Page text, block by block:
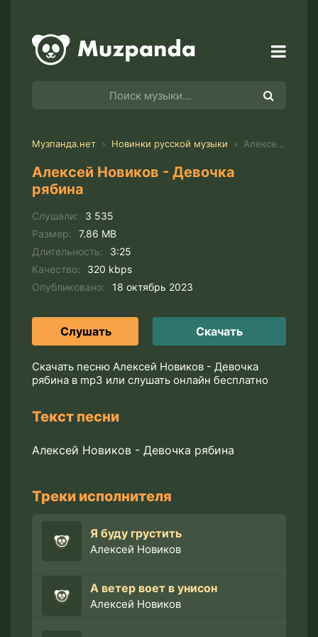
Музпанда.нет Новинки русской музыки Алексей Новиков - Девочка рябина
Алексей Новиков - Девочка
рябина
Слушали:
3 535
Размер:
7.86 MB
Длительность:
3:25
Качество:
320 kbps
Опубликовано:
18 октябрь 2023
Слушать Скачать
Скачать песню Алексей Новиков - Девочка
рябина в mp3 или слушать онлайн бесплатно
Текст песни
Алексей Новиков - Девочка рябина
Треки исполнителя
Я буду грустить
Алексей Новиков
А ветер воет в унисон
Алексей Новиков